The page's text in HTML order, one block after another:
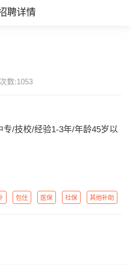
聘详情
数:1053
专/技校/经验1-3年/年龄45岁以
包住 医保 社保 其他补助